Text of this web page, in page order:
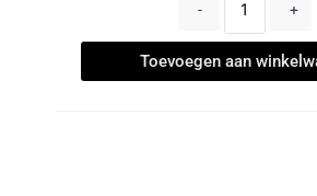
- +
Toevoegen aan